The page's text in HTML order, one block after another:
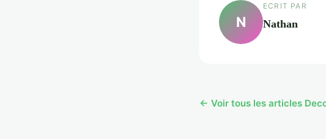
N
ECRIT PAR
Nathan
← Voir tous les articles